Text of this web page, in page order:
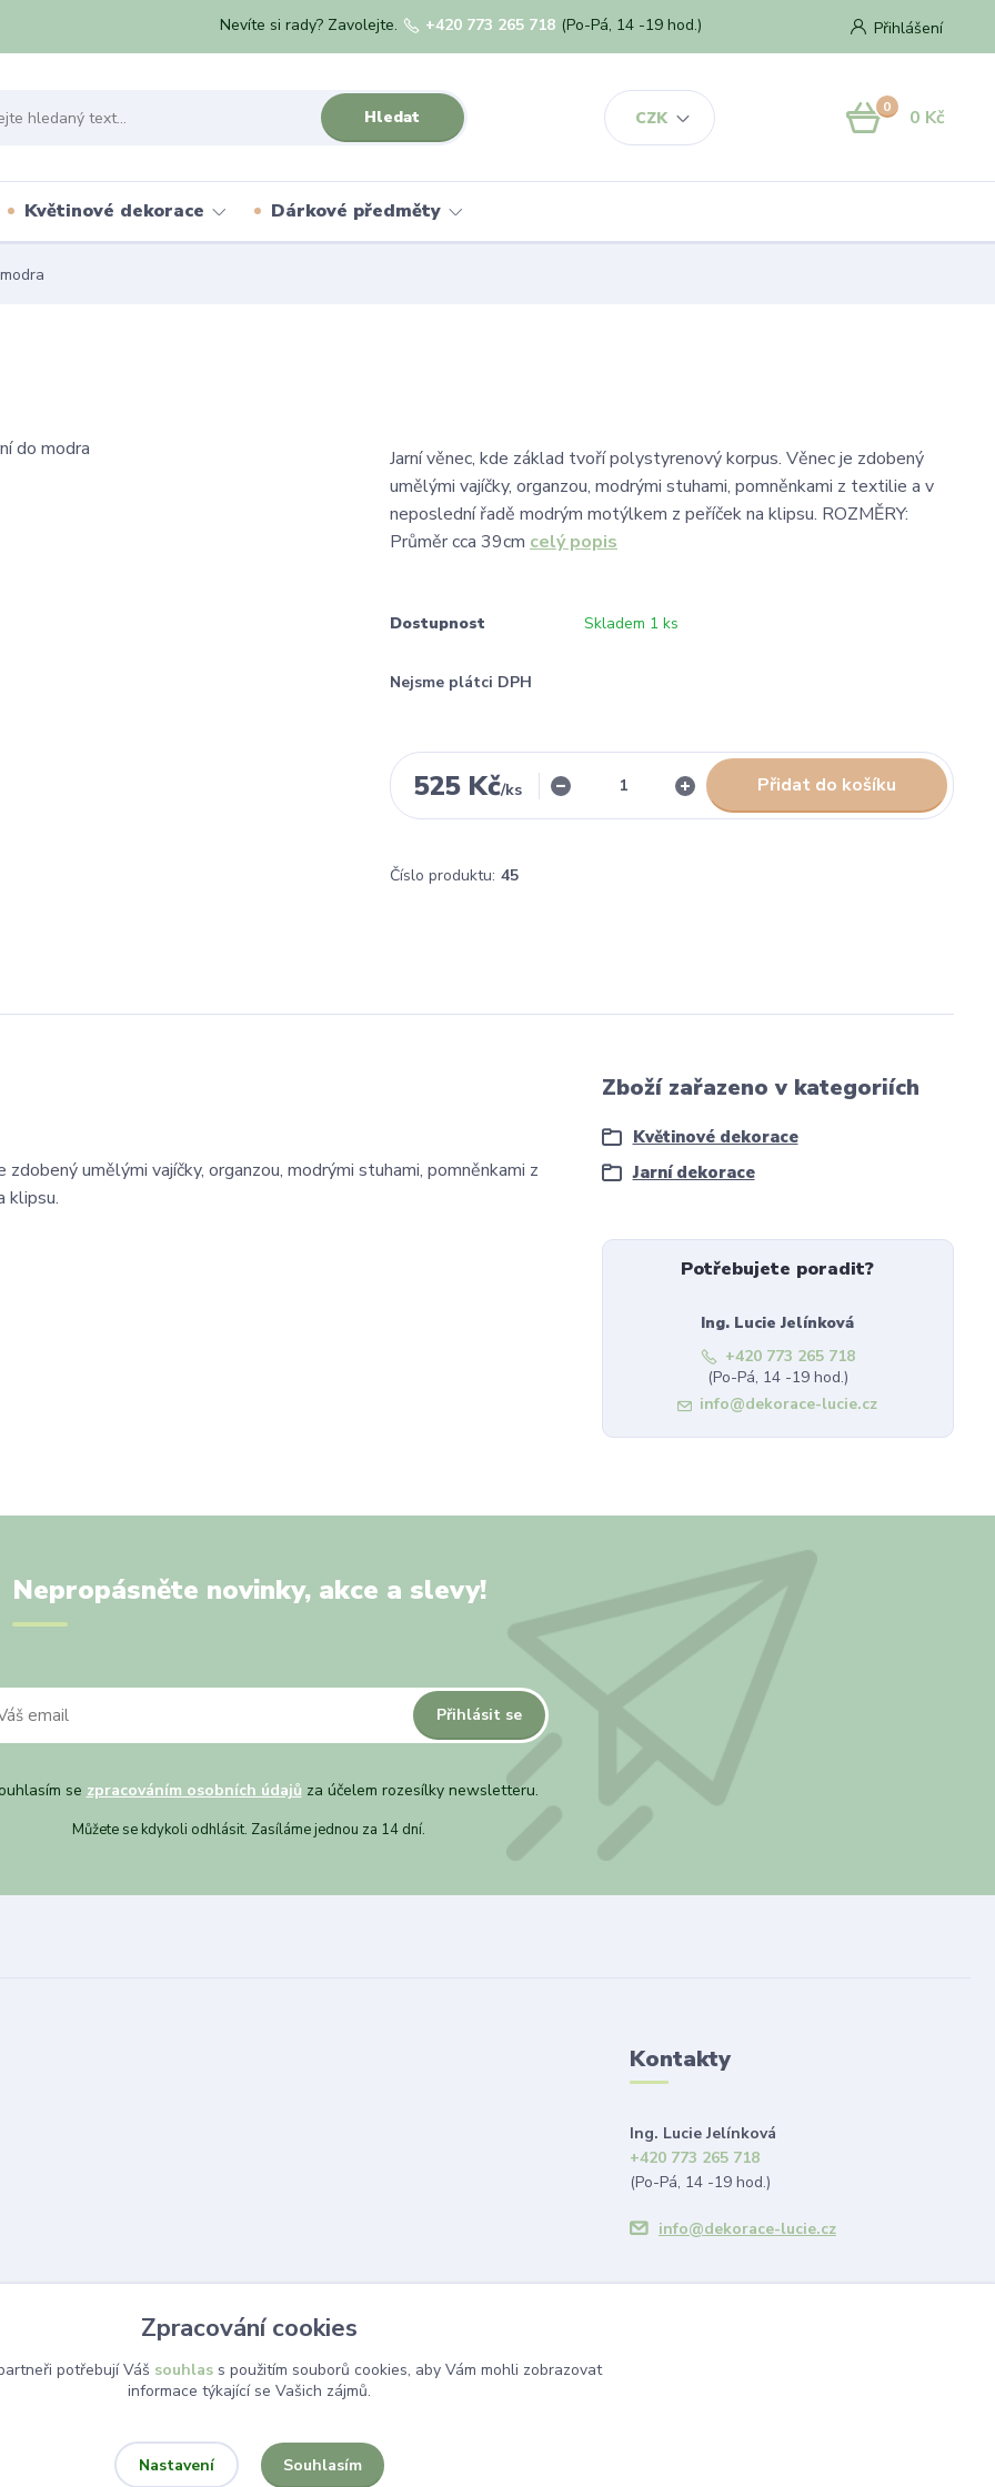
CZK
Přihlášení
Hledat
Nevíte si rady? Zavolejte. +420 773 265 718 (Po-Pá, 14 -19 hod.)
0 0 Kč
Květinové dekorace Dárkové předměty
Jarní věnec, kde základ tvoří polystyrenový korpus. Věnec je zdobený
umělými vajíčky, organzou, modrými stuhami, pomněnkami z textilie a v
neposlední řadě modrým motýlkem z peříček na klipsu. ROZMĚRY:
Průměr cca 39cm celý popis
Dostupnost Skladem 1 ks
Nejsme plátci DPH
525 Kč/ks Přidat do košíku
Číslo produktu: 45
umělými vajíčky, organzou, modrými stuhami, pomněnkami z
klipsu.
Zboží zařazeno v kategoriích
Květinové dekorace
Jarní dekorace
Potřebujete poradit?
Ing. Lucie Jelínková
+420 773 265 718
(Po-Pá, 14 -19 hod.)
info@dekorace-lucie.cz
Nepropásněte novinky, akce a slevy!
Přihlásit se
se zpracováním osobních údajů za účelem rozesílky newsletteru.
Můžete se kdykoli odhlásit. Zasíláme jednou za 14 dní.
Kontakty
Ing. Lucie Jelínková
+420 773 265 718
(Po-Pá, 14 -19 hod.)
info@dekorace-lucie.cz
Zpracování cookies
potřebují Váš souhlass použitím souborů cookies, aby Vám mohli zobrazovat
informace týkající se Vašich zájmů.
Nastavení Souhlasím